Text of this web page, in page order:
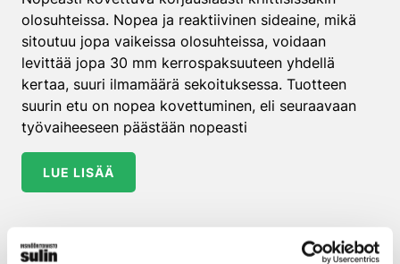
olosuhteissa. Nopea ja reaktiivinen sideaine, mikä
sitoutuu jopa vaikeissa olosuhteissa, voidaan
levittää jopa 30 mm kerrospaksuuteen yhdellä
kertaa, suuri ilmamäärä sekoituksessa. Tuotteen
suurin etu on nopea kovettuminen, eli seuraavaan
työvaiheeseen päästään nopeasti
LUE LISÄÄ